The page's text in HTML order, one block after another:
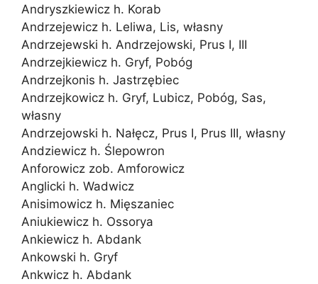
Andryszkiewicz h. Korab
Andrzejewicz h. Leliwa, Lis, własny
Andrzejewski h. Andrzejowski, Prus I, III
Andrzejkiewicz h. Gryf, Pobóg
Andrzejkonis h. Jastrzębiec
Andrzejkowicz h. Gryf, Lubicz, Pobóg, Sas,
własny
Andrzejowski h. Nałęcz, Prus I, Prus III, własny
Andziewicz h. Ślepowron
Anforowicz zob. Amforowicz
Anglicki h. Wadwicz
Anisimowicz h. Mięszaniec
Aniukiewicz h. Ossorya
Ankiewicz h. Abdank
Ankowski h. Gryf
Ankwicz h. Abdank